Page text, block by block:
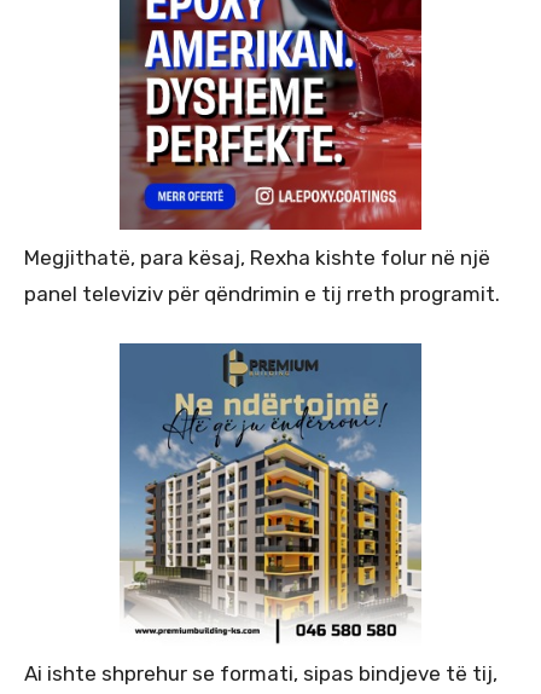
Megjithatë, para kësaj, Rexha kishte folur në një
panel televiziv për qëndrimin e tij rreth programit.
Ai ishte shprehur se formati, sipas bindjeve të tij,